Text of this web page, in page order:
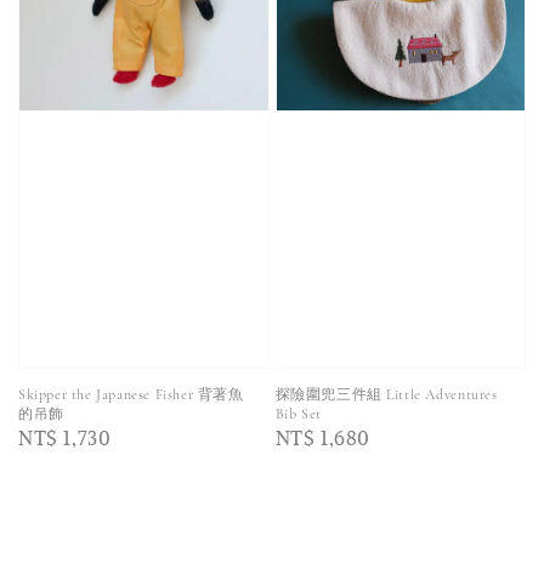
Skipper the Japanese Fisher 背著魚
的吊飾
Regular
NT$ 1,730
探險圍兜三件組 Little Adventures
Bib Set
Regular
NT$ 1,680